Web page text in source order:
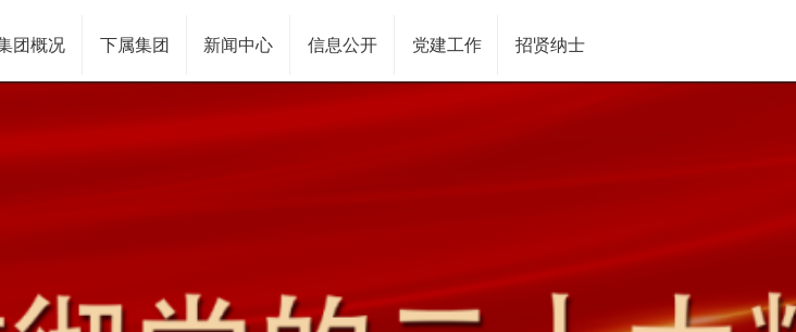
团概况 下属集团 新闻中心 信息公开 党建工作 招贤纳士